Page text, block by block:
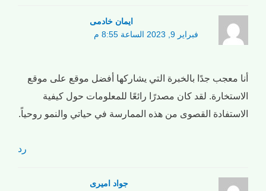
ایمان خادمی
فبراير 9, 2023 الساعة 8:55 م
أنا معجب جدًا بالخبرة التي يشاركها أفضل موقع على موقع
الاستخارة. لقد كان مصدرًا رائعًا للمعلومات حول كيفية
الاستفادة القصوى من هذه الممارسة في حياتي والنمو روحياً.
رد
جواد امیری